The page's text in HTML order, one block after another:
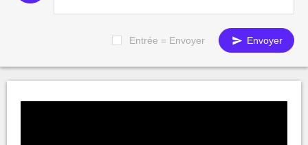
Entrée = Envoyer Envoyer